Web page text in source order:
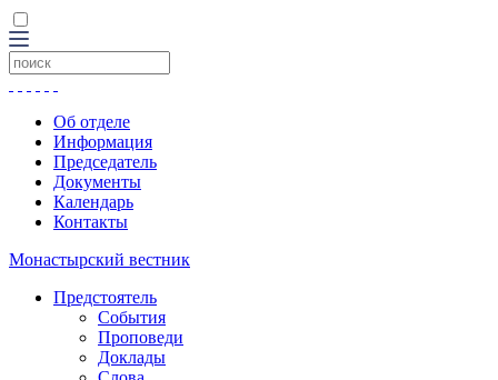
Об отделе
Информация
Председатель
Документы
Календарь
Контакты
Монастырский вестник
Предстоятель
События
Проповеди
Доклады